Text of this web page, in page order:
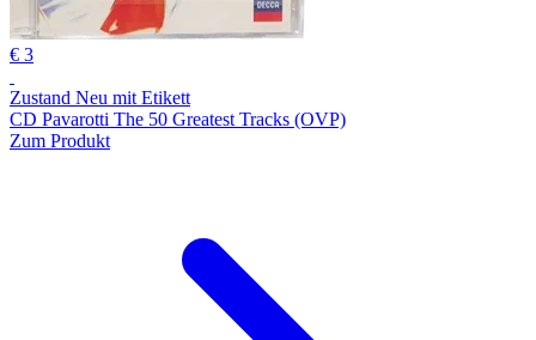
€ 3
Zustand Neu mit Etikett
CD Pavarotti The 50 Greatest Tracks (OVP)
Zum Produkt